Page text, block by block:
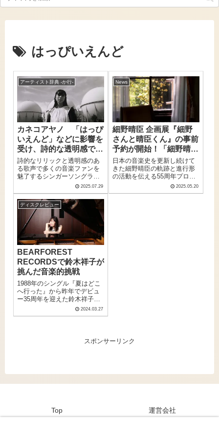
はっぴいえんど
アーティスト辞典 -か行-
カネコアヤノ 「はっぴ
いえんど」などに影響を
受け、詩的な透明感で心
に寄り添う現代のフォー
クシンガー
詩的なリリックと透明感のあ
る歌声で多くの音楽ファンを
魅了するシンガーソングライ
ター、カネコアヤノ。弾き語
りからバンドセットまで幅広
い表現力を持ち、日常の些細
な瞬間を独自の視点で切り取
る楽曲で注目を集めていま
す。2021年には日本武道館で
の単独ライブを成功させ、現
在最も注目されるアーティス
トの一人として世界的な活動
も期待されています。今回
は、そんなカネコアヤノの魅
力をご紹介します。
2025.07.29
News
細野晴臣 企画展『細野
さんと晴臣くん』の事前
予約が開始！「細野晴臣
アルバム誕生日企画」と
して名盤2作から公式ビ
ジュアライザーも追加公
日本の音楽史を更新し続けて
きた細野晴臣の軌跡と進行形
の活動を伝える55周年プロジ
MANDALA」。その第1弾とな
2025.05.20
ディスクレビュー
BEARFOREST
RECORDSで鈴木祥子が
挑んだ音楽的挑戦
1988年のシングル『夏はどこ
へ行った』から昨年でデビュ
ー35周年を迎えた鈴木祥子が
BEARFOREST RECORDSの
シングル作品＋αをまとめたベ
SINGLES AND MORE…2009-
2024.03.27
スポンサーリンク
Top 運営会社